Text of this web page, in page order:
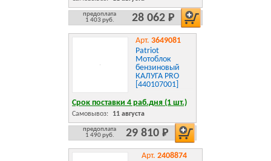
предоплата
1 403 руб.
28 062 Р
Арт. 3649081
Patriot
Мотоблок
бензиновый
КАЛУГА PRO
[440107001]
Срок поставки 4 раб.дня (1 шт.)
Самовывоз: 11 августа
предоплата
1 490 руб.
29 810 Р
Арт. 2408874